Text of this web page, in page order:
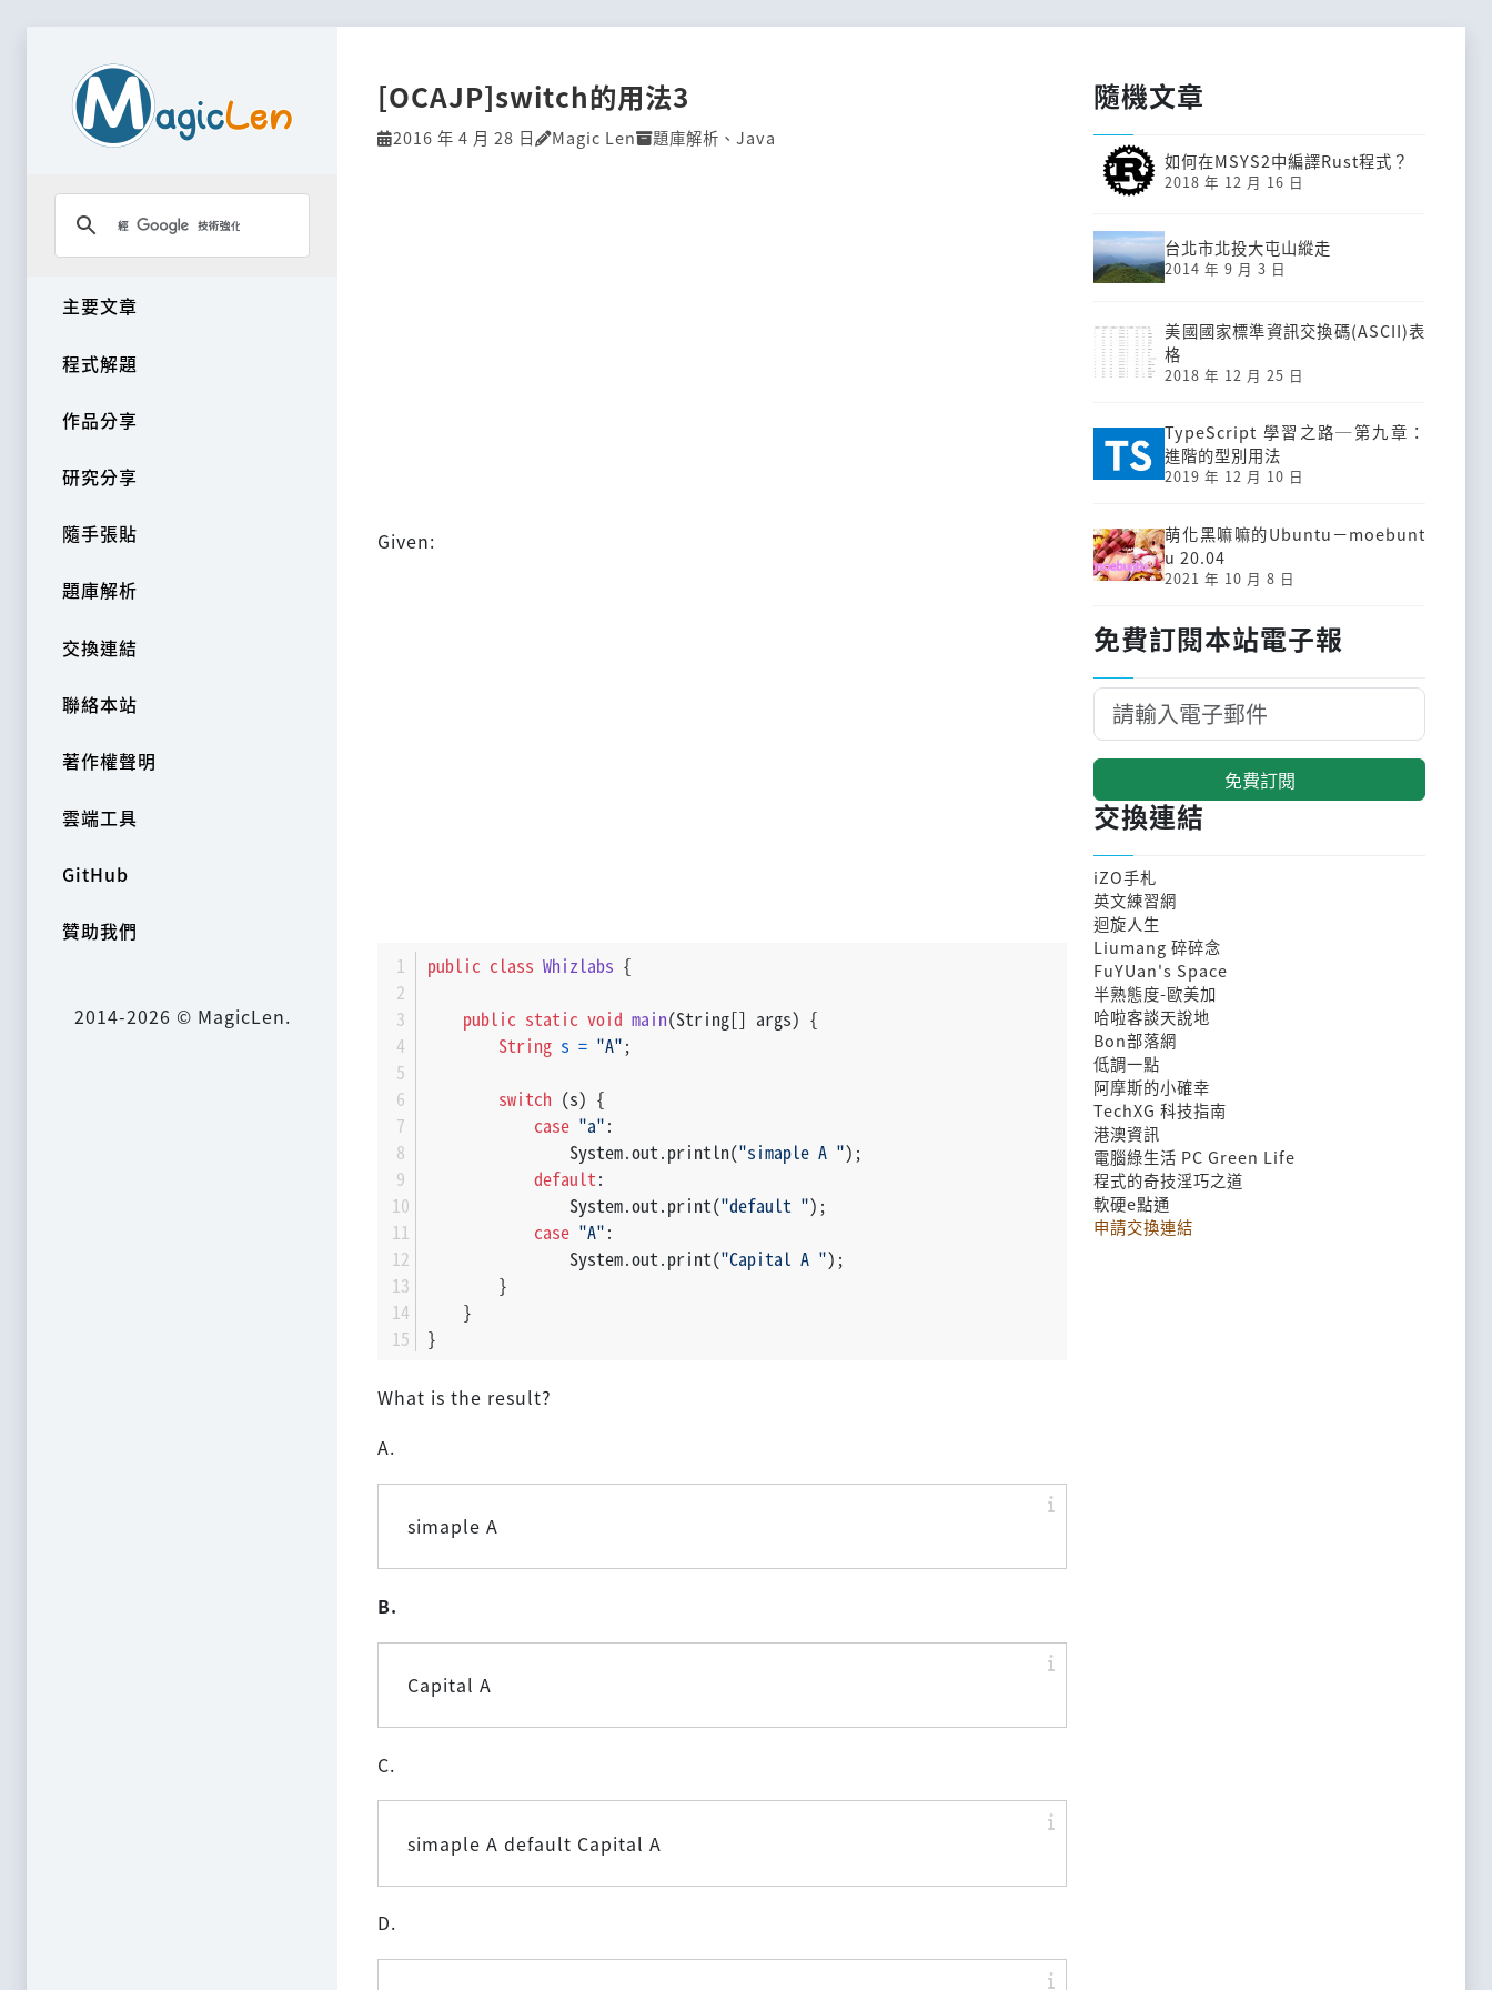
主要文章
程式解題
作品分享
研究分享
隨手張貼
題庫解析
交換連結
聯絡本站
著作權聲明
雲端工具
GitHub
贊助我們
2014-2026 © MagicLen.
[OCAJP]switch的用法3
2016 年 4 月 28 日 Magic Len 題庫解析 、 Java
Given:
public class Whizlabs {
public static void main(String[] args) {
String s = "A";
switch (s) {
case "a":
                System.out.println(
"simaple A ");
default:
                System.out.print(
"default ");
case "A":
                System.out.print(
"Capital A ");
        }
    }
}
What is the result?
A.
simaple A
B.
Capital A
C.
simaple A default Capital A
D.
隨機文章
如何在MSYS2中編譯Rust程式？
2018 年 12 月 16 日
台北市北投大屯山縱走
2014 年 9 月 3 日
美國國家標準資訊交換碼(ASCII)表
格
2018 年 12 月 25 日
TypeScript 學習之路─第九章：
進階的型別用法
2019 年 12 月 10 日
萌化黑嘛嘛的Ubuntu－moebunt
u 20.04
2021 年 10 月 8 日
免費訂閱本站電子報
免費訂閱
交換連結
iZO手札
英文練習網
迴旋人生
Liumang 碎碎念
FuYUan's Space
半熟態度-歐美加
哈啦客談天說地
Bon部落網
低調一點
阿摩斯的小確幸
TechXG 科技指南
港澳資訊
電腦綠生活 PC Green Life
程式的奇技淫巧之道
軟硬e點通
申請交換連結